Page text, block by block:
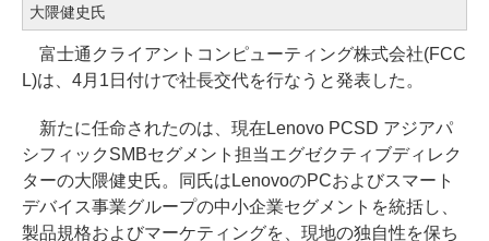
大隈健史氏
富士通クライアントコンピューティング株式会社(FCC
L)は、4月1日付けで社長交代を行なうと発表した。
新たに任命されたのは、現在Lenovo PCSD アジアパ
シフィックSMBセグメント担当エグゼクティブディレク
ターの大隈健史氏。同氏はLenovoのPCおよびスマート
デバイス事業グループの中小企業セグメントを統括し、
製品規格およびマーケティングを、現地の独自性を保ち